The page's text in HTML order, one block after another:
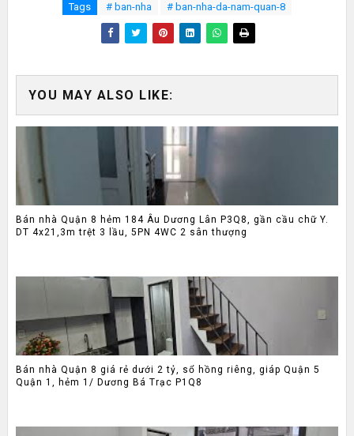
Tags # ban-nha # ban-nha-da-nam-quan-8
YOU MAY ALSO LIKE:
Bán nhà Quận 8 hẻm 184 Âu Dương Lân P3Q8, gần cầu chữ Y.
DT 4x21,3m trệt 3 lầu, 5PN 4WC 2 sân thượng
Bán nhà Quận 8 giá rẻ dưới 2 tỷ, sổ hồng riêng, giáp Quận 5
Quận 1, hẻm 1/ Dương Bá Trạc P1Q8